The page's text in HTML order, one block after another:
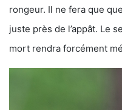
rongeur. Il ne fera que
juste près de l’appât. Le
mort rendra forcément